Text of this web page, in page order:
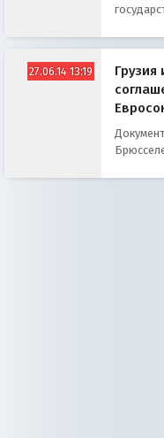
27.06.14 13:19